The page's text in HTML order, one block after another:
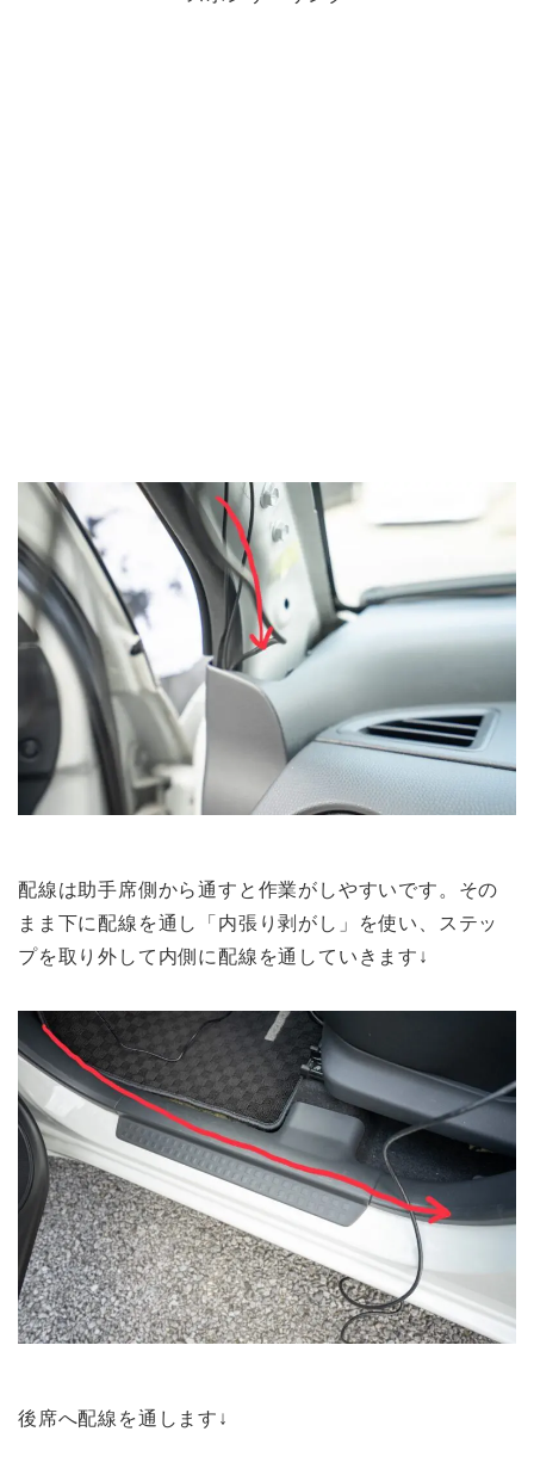
配線は助手席側から通すと作業がしやすいです。その
まま下に配線を通し「内張り剥がし 」を使い、 ステッ
プを取り外して内側に配線を通していきます↓
後席へ配線を通します↓